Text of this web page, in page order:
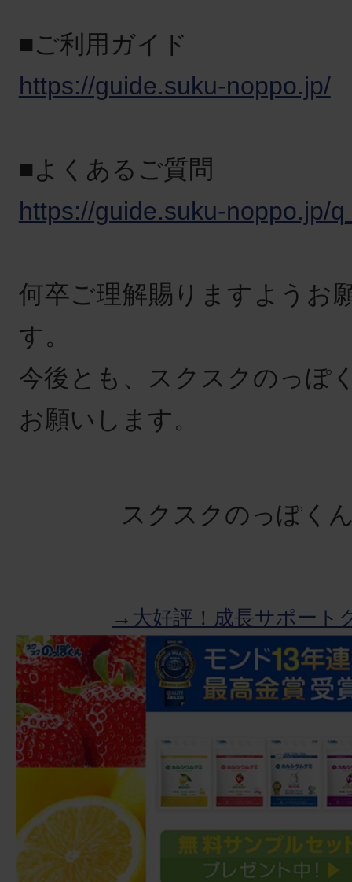
■ご利用ガイド
https://guide.suku-noppo.jp/
■よくあるご質問
https://guide.suku-noppo.jp/
何卒ご理解賜りますようお
す。
今後とも、スクスクのっぽ
お願いします。
スクスクのっぽく
→大好評！成長サポート